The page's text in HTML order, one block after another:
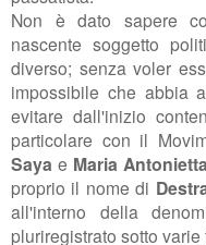
Non è dato sapere
nascente soggetto
diverso; senza voler
impossibile che abbia
evitare dall'inizio
particolare con il
Sayae Maria
proprio il nome di
all'interno della
pluriregistrato sotto varie